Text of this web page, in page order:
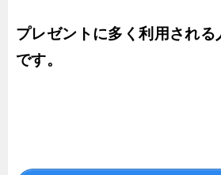
プレゼントに多く利用され
です。